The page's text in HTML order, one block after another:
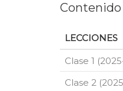
Contenido
LECCIONES
Clase 1
Clase 2